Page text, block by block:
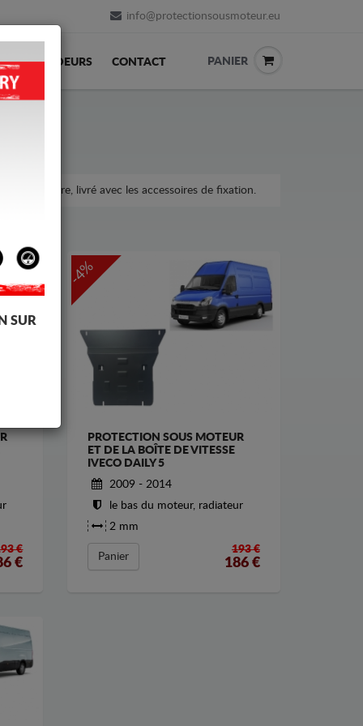
info@protectionsousmoteur.eu
REVENDEURS CONTACT PANIER
la voiture, livré avec les accessoires de fixation.
€
€
-4%
PROTECTION SOUS MOTEUR
ET DE LA BOÎTE DE VITESSE
IVECO DAILY 5
2009 - 2014
le bas du moteur, radiateur
2 mm
Panier
193 €
186€
SUR